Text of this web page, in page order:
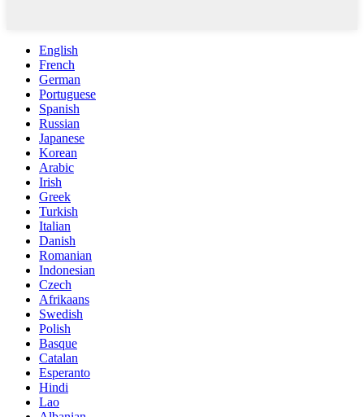
English
French
German
Portuguese
Spanish
Russian
Japanese
Korean
Arabic
Irish
Greek
Turkish
Italian
Danish
Romanian
Indonesian
Czech
Afrikaans
Swedish
Polish
Basque
Catalan
Esperanto
Hindi
Lao